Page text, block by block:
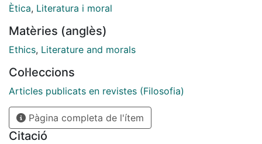
que els herois llegendaris encarnaven. Només cal parar
tingué la presentació que Homer fa d"Aquileu, un heroi
que preferí la glòria immortal a un envelliment plàcid a
Ètica, Literatura i moral
Matèries (anglès)
Ethics, Literature and morals
Col·leccions
Articles publicats en revistes (Filosofia)
Pàgina completa de l'ítem
Citació